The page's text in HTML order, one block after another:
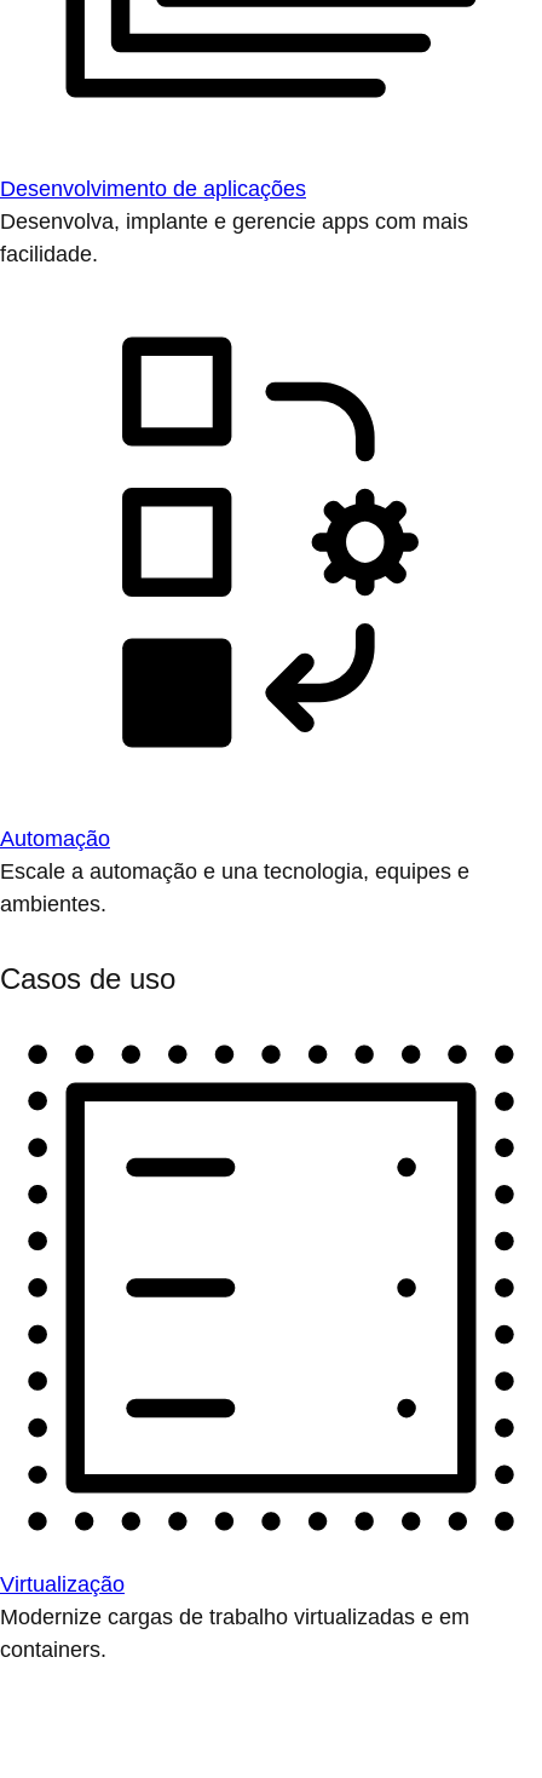
Desenvolvimento de aplicações
Desenvolva, implante e gerencie apps com mais
facilidade.
Automação
Escale a automação e una tecnologia, equipes e
ambientes.
Casos de uso
Virtualização
Modernize cargas de trabalho virtualizadas e em
containers.